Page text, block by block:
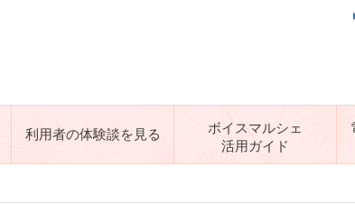
利用者の体験談を見る
ボイスマルシェ
活用ガイド